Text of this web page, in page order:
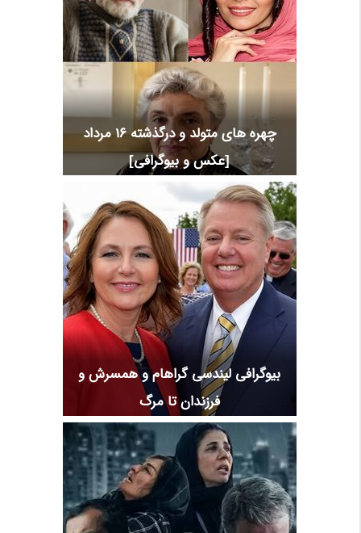
چهره های متولد و درگذشته 16 مرداد
[عکس و بیوگرافی]
بیوگرافی لیندسی گراهام و همسرش و
فرزندان تا مرگ